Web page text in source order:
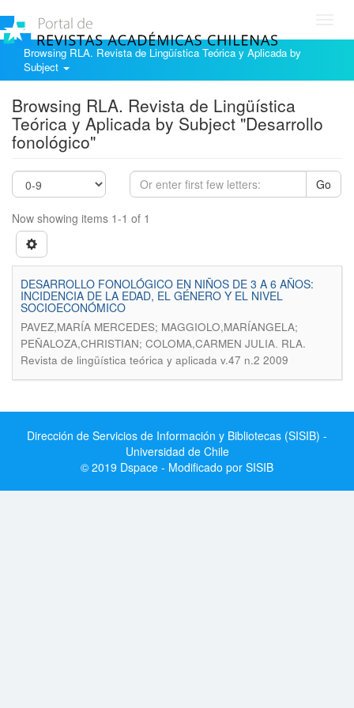
Browsing RLA. Revista de Lingüística Teórica y Aplicada by
Subject
Browsing RLA. Revista de Lingüística
Teórica y Aplicada by Subject "Desarrollo
fonológico"
Go
Now showing items 1-1 of 1
DESARROLLO FONOLÓGICO EN NIÑOS DE 3 A 6 AÑOS:
INCIDENCIA DE LA EDAD, EL GÉNERO Y EL NIVEL
SOCIOECONÓMICO
PAVEZ,MARÍA MERCEDES; MAGGIOLO,MARÍANGELA;
PEÑALOZA,CHRISTIAN; COLOMA,CARMEN JULIA. RLA.
Revista de lingüística teórica y aplicada v.47 n.2 2009
Dirección de Servicios de Información y Bibliotecas (SISIB) -
Universidad de Chile
© 2019 Dspace - Modificado por SISIB